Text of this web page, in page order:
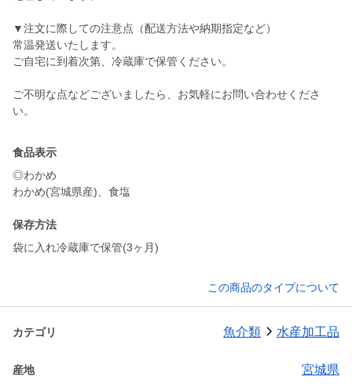
▼注文に際しての注意点（配送方法や納期指定など）
常温発送いたします。
ご自宅に到着次第、冷蔵庫で保管ください。
ご不明な点などございましたら、お気軽にお問い合わせくださ
い。
食品表示
◎わかめ
わかめ(宮城県産)、食塩
保存方法
袋に入れ冷蔵庫で保管(3ヶ月)
この商品のタイプについて
カテゴリ 魚介類 水産加工品
産地 宮城県